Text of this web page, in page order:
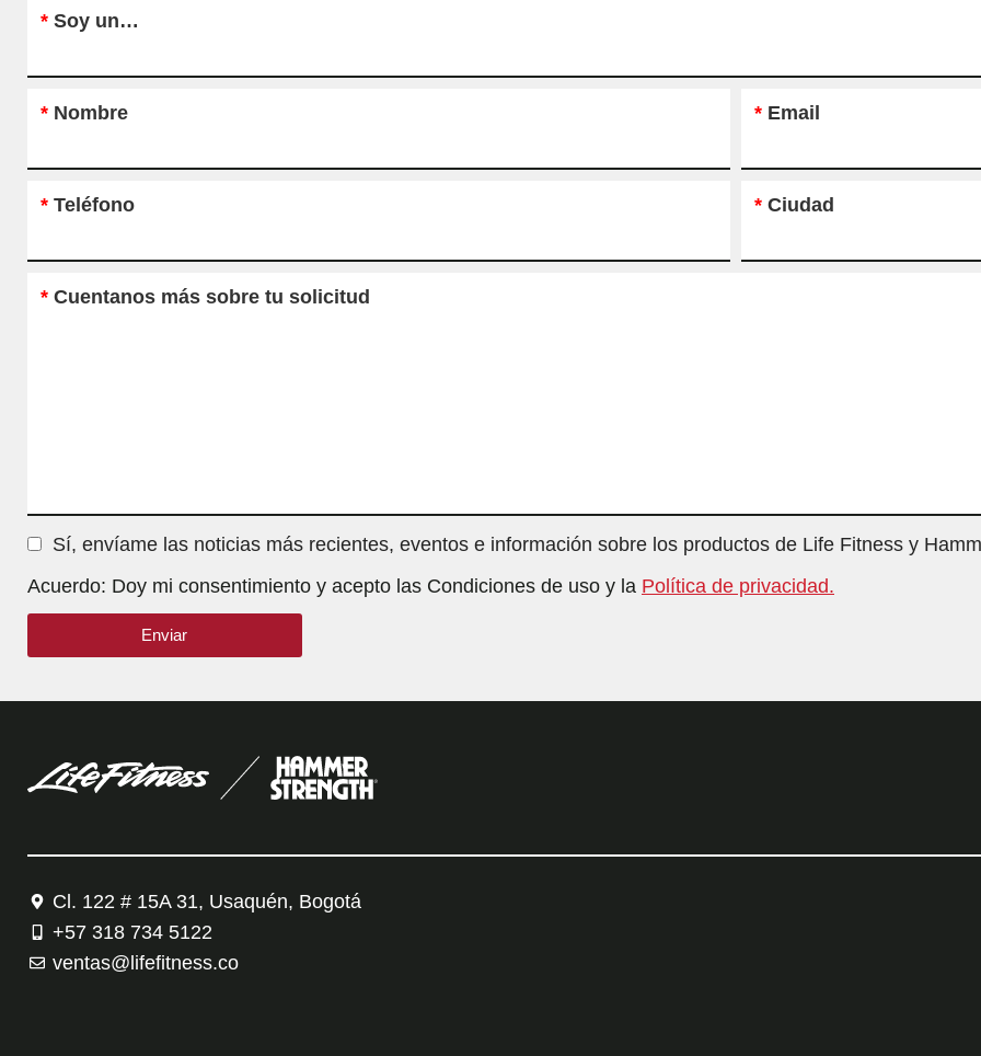
* Soy un…
* Nombre *Email
* Teléfono *Ciudad
* Cuentanos más sobre tu solicitud
Sí, envíame las noticias más recientes, eventos e información sobre los productos de Life Fitness y
Acuerdo: Doy mi consentimiento y acepto las Condiciones de uso y la Política de privacidad.
Enviar
Cl. 122 # 15A 31, Usaquén, Bogotá
+57 318 734 5122
ventas@lifefitness.co